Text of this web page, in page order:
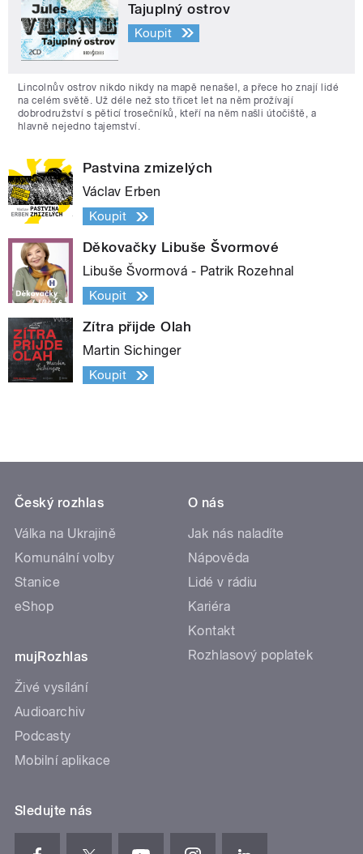
Tajuplný ostrov
Koupit
Lincolnův ostrov nikdo nikdy na mapě nenašel, a přece ho znají lidé
na celém světě. Už déle než sto třicet let na něm prožívají
dobrodružství s pěticí trosečníků, kteří na něm našli útočiště, a
hlavně nejedno tajemství.
Pastvina zmizelých
Václav Erben
Koupit
Děkovačky Libuše Švormové
Libuše Švormová - Patrik Rozehnal
Koupit
Zítra přijde Olah
Martin Sichinger
Koupit
Český rozhlas
Válka na Ukrajině
Komunální volby
Stanice
eShop
mujRozhlas
Živé vysílání
Audioarchiv
Podcasty
Mobilní aplikace
O nás
Jak nás naladíte
Nápověda
Lidé v rádiu
Kariéra
Kontakt
Rozhlasový poplatek
Sledujte nás